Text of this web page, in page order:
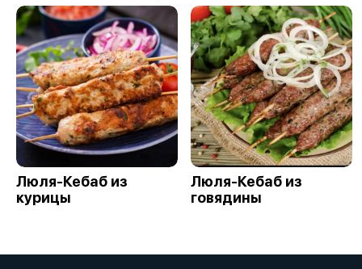
Люля-Кебаб из
курицы
Люля-Кебаб из
говядины